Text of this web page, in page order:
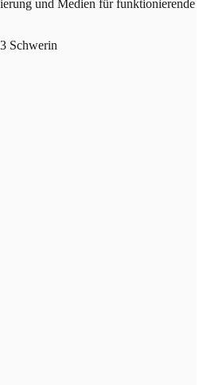
und Medien für funktionierende
Schwerin